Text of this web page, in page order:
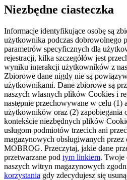
Niezbędne ciasteczka
Informacje identyfikujące osobę są
użytkownika podczas dobrowolnego
parametrów specyficznych dla
rejestracji, kilka szczegółów jest
wyniku interakcji użytkowników z
Zbiorowe dane nigdy nie są
użytkownikami. Dane zbiorowe są
naszych własnych plików Cookies i
następnie przechowywane w celu (1)
użytkowników oraz (2) zapobiegania
kontekście niezbędnych plików
usługom podmiotów trzecich ani
magazynowych obsługiwanych
MOBROG. Przeczytaj, jakie dane
przetwarzane pod tym linkiem. Twoje
naszych witryn magazynowych
korzystania gdy zdecydujesz się